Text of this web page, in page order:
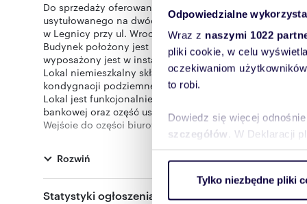
Odpowiedzialne
Wraz z naszymi 1022
pliki cookie, w celu
oczekiwaniom
to robi.
Dowiedz się więcej
szczegółów . W Deklaracji
ruch w naszej witrynie.
reklamowym i
Tylko niezbędne pliki
Do sprzedaży oferowane jest spółdzielcze
usytułowanego na dwóch kondygnacjach (piwnica i
w Legnicy przy ul. Wrocławskiej 26-28.
Budynek położony jest na działce ewidencyjnej nr 136,
wyposażony jest w instalacje: sanitarną, wodną,
Lokal niemieszkalny składa się z pomieszczeń
kondygnacji podziemnej.
Lokal jest funkcjonalnie podzielony na 2 części: część
bankowej oraz część usługową. Aktualnie lokal stanowi
Wejście do części biurowo-usługowej znajduje się po
usługowej znajduje się po zachodniej stronie budynku.
nieruchomości znajduje się zabudowa mieszkaniowa
Dzięki swojemu położeniu nieruchomość jest dobrze
– Urząd Skarbowy) znajduje się po przeciwnej stronie
Rozwiń
Statystyki ogłoszenia: